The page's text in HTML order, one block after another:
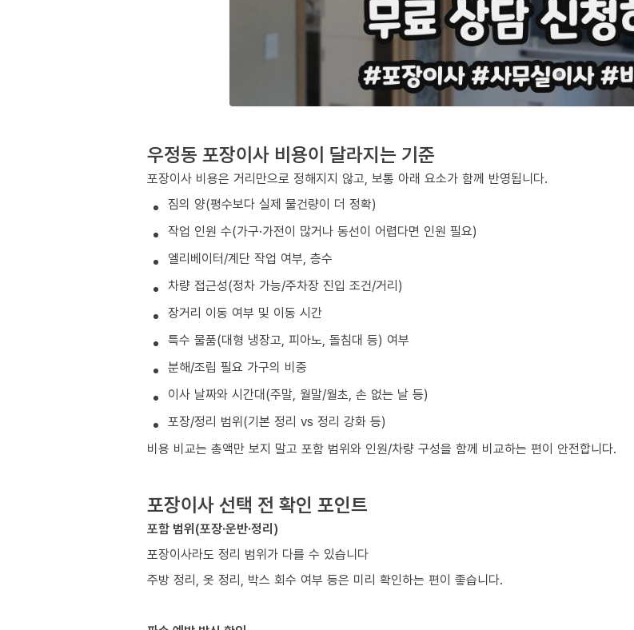
우정동 포장이사 비용이 달라지는 기준
포장이사 비용은 거리만으로 정해지지 않고, 보통 아래 요소가 함께 반영됩니다.
짐의 양(평수보다 실제 물건량이 더 정확)
작업 인원 수(가구·가전이 많거나 동선이 어렵다면 인원 필요)
엘리베이터/계단 작업 여부, 층수
차량 접근성(정차 가능/주차장 진입 조건/거리)
장거리 이동 여부 및 이동 시간
특수 물품(대형 냉장고, 피아노, 돌침대 등) 여부
분해/조립 필요 가구의 비중
이사 날짜와 시간대(주말, 월말/월초, 손 없는 날 등)
포장/정리 범위(기본 정리 vs 정리 강화 등)
비용 비교는 총액만 보지 말고 포함 범위와 인원/차량 구성을 함께 비교하는 편이 안전합니다.
포장이사 선택 전 확인 포인트
포함 범위(포장·운반·정리)
포장이사라도 정리 범위가 다를 수 있습니다
주방 정리, 옷 정리, 박스 회수 여부 등은 미리 확인하는 편이 좋습니다.